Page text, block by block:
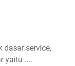
dasar service,
yaitu ....